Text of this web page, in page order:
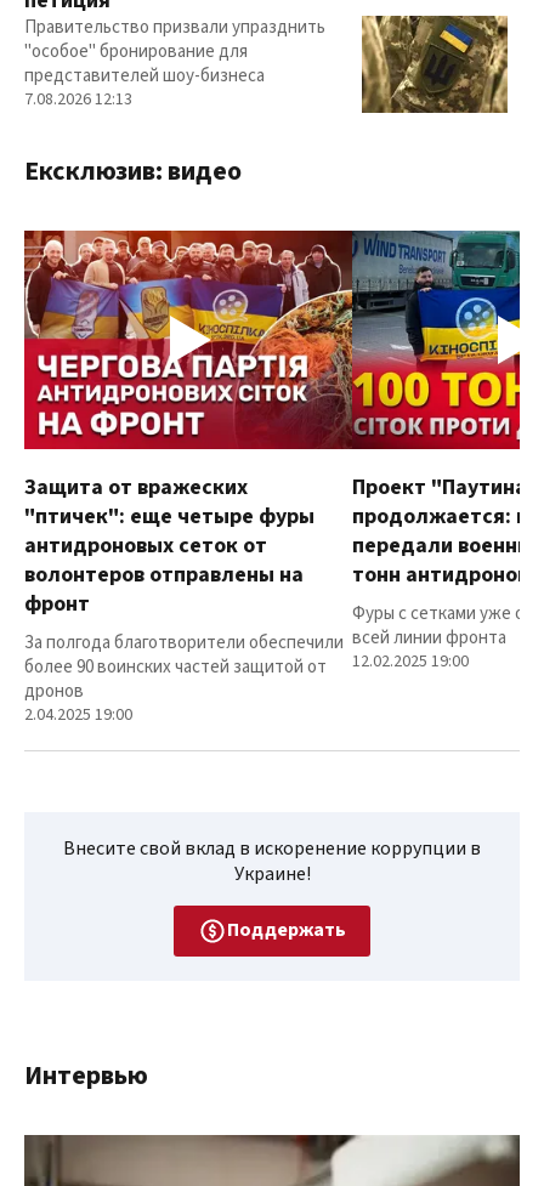
Правительство призвали упразднить
"особое" бронирование для
представителей шоу-бизнеса
7.08.2026 12:13
Ексклюзив: видео
Защита от вражеских
"птичек": еще четыре фуры
антидроновых сеток от
волонтеров отправлены на
фронт
За полгода благотворители обеспечили
более 90 воинских частей защитой от
дронов
2.04.2025 19:00
Проект "Паутина"
продолжается:
передали
тонн
Фуры с сетками уже
всей линии фронта
12.02.2025 19:00
Внесите свой вклад в искоренение коррупции в
Украине!
Поддержать
Интервью